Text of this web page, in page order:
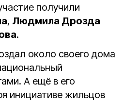
получили
, Людмила Дрозда
.
около своего дома
А ещё в его
инициативе жильцов